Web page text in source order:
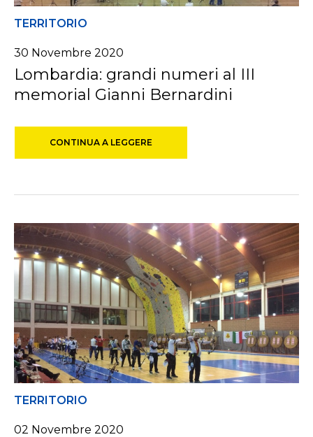
TERRITORIO
30 Novembre 2020
Lombardia: grandi numeri al III
memorial Gianni Bernardini
CONTINUA A LEGGERE
TERRITORIO
02 Novembre 2020